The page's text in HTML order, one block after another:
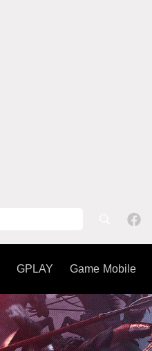
GPLAY Game Mobile